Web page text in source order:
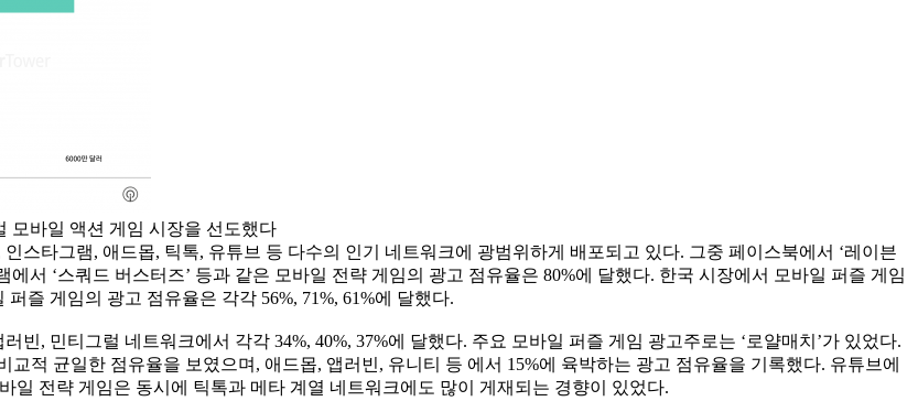
모바일 액션 게임 시장을 선도했다
스타그램, 애드몹, 틱톡, 유튜브 등 다수의 인기 네트워크에 광범위하게 배포되고 있다. 그중 페이스북에서 ‘레이븐
서 ‘스쿼드 버스터즈’ 등과 같은 모바일 전략 게임의 광고 점유율은 80%에 달했다. 한국 시장에서 모바일 퍼즐 게임
즐 게임의 광고 점유율은 각각 56%, 71%, 61%에 달했다.
, 민티그럴 네트워크에서 각각 34%, 40%, 37%에 달했다. 주요 모바일 퍼즐 게임 광고주로는 ‘로얄매치’가 있었다.
적 균일한 점유율을 보였으며, 애드몹, 앱러빈, 유니티 등 에서 15%에 육박하는 광고 점유율을 기록했다. 유튜브에
일 전략 게임은 동시에 틱톡과 메타 계열 네트워크에도 많이 게재되는 경향이 있었다.